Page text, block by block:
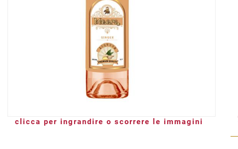
clicca per ingrandire o scorrere le immagini